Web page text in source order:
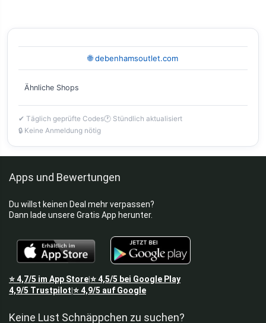
🌐 debenhamsoutlet.com
Ähnliche Shops
✔ Täglich geprüfte Codes🕐 Stündlich aktualisiert
🔒 Keine Anmeldung nötig
Apps und Bewertungen
Du willst keinen Deal mehr verpassen?
Dann lade unsere Gratis App herunter.
⭐4,7/5 im App Store⭐4,5/5 bei Google Play
4,9/5 Trustpilot ⭐4,9/5 auf Google
Keine Lust Schnäppchen zu suchen?